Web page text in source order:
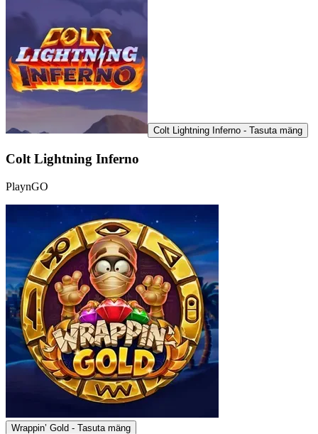
Colt Lightning Inferno - Tasuta mäng
Colt Lightning Inferno
PlaynGO
Wrappin’ Gold - Tasuta mäng